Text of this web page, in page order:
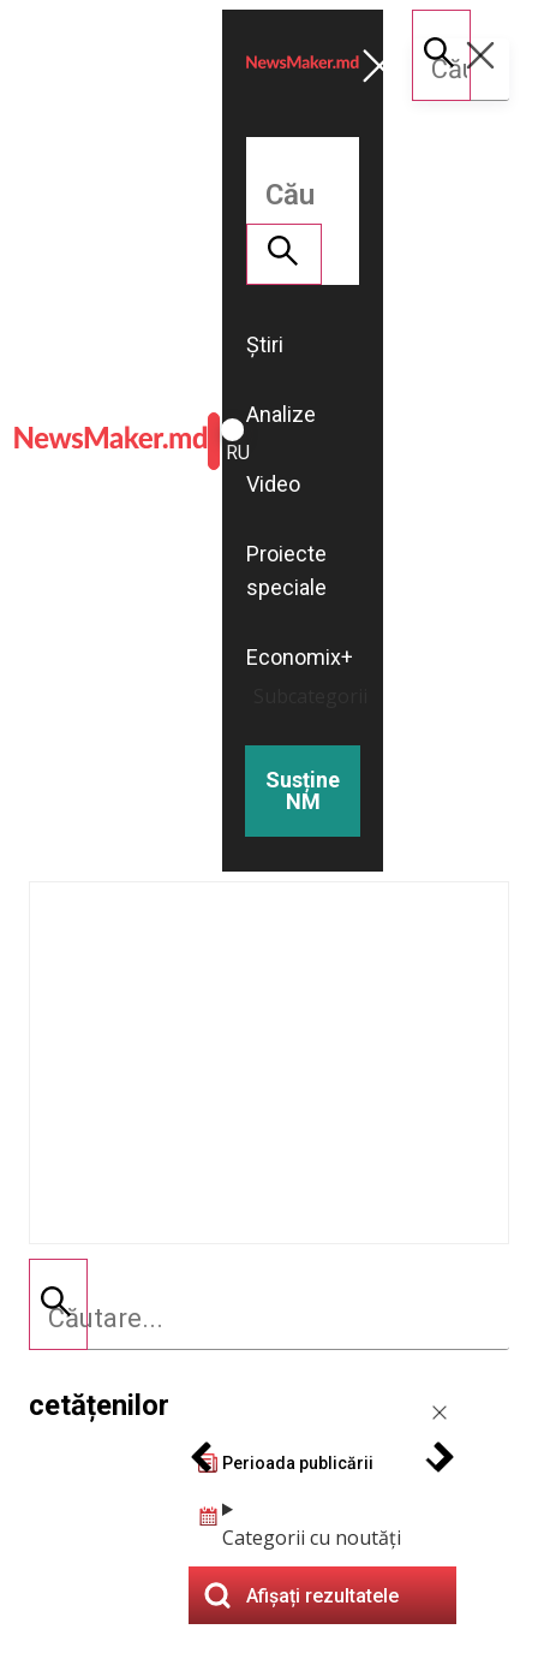
ROMÂNĂ
RU
Știri
Analize
Video
Proiecte
speciale
Economix+
Susține
NM
cetățenilor
Perioada publicării
Categorii cu noutăți
Afișați rezultatele